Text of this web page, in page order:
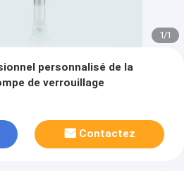
1/1
personnalisé de la
de verrouillage
Contactez